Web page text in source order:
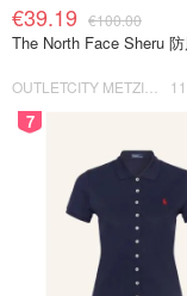
€39.19 €100.00
The North Face Sheru
7